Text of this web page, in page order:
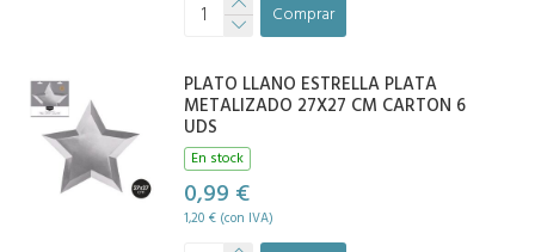
Comprar
PLATO LLANO ESTRELLA PLATA
METALIZADO 27X27 CM CARTON 6
UDS
En stock
0,99 €
1,20 € (con IVA)